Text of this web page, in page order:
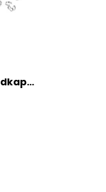
QUARKZMAN 200 Stück Endkappen Schmuck Verschluss Quetschperlen Armbandverschlüsse Wulstspitzen Knoten Abdeckungen Metall Verschluss für Armbänder Schmuck Selbermachen(4mm/0,16" Silber Weiß)